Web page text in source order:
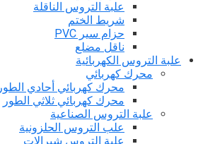
علبة التروس الناقلة
شريط الختم
حزام سير PVC
ناقل مضلع
علبة التروس الكهربائية
محرك كهربائي
محرك كهربائي أحادي الطور
محرك كهربائي ثلاثي الطور
علبة التروس الصناعية
علب التروس الحلزونية
علبة التروس شيرالات